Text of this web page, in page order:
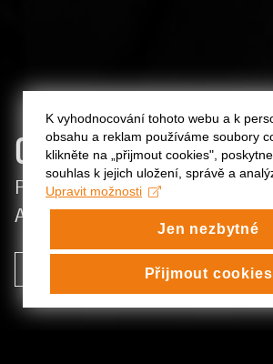
OPERETA OD 11. 9. V
První premiéru sezóny uvedeme
ARCHA+. Vstupenky jsou již v
VÍCE INFORMACÍ A VSTUPENKY
K vyhodnocování tohoto webu a k
obsahu a reklam používáme soubory
klikněte na „přijmout cookies",
souhlas k jejich uložení, správě a
Upravit možnosti
Jen nezbytné
Přijmout cookies